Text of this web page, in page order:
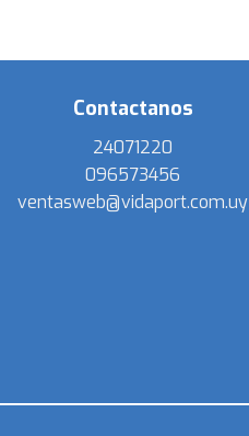
Contactanos
24071220
096573456
ventasweb@vidaport.com.uy